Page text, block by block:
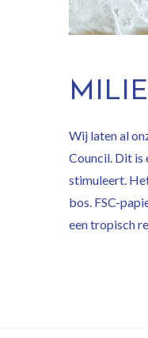
Wij laten al
Council. Dit
stimuleert.
bos. FSC-
een tropisch